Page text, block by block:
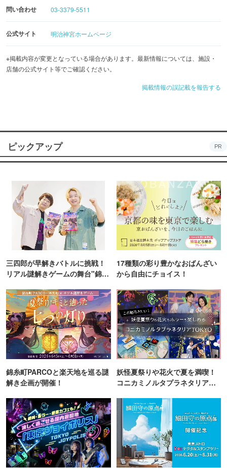
問い合わせ 03-3379-5511
公式サイト 明治神宮ホームページ
※掲載内容が変更となっている場合があります。最新情報については、施設・
店舗の公式サイト等でご確認ください。
掲載情報の誤記載を報告する
ピックアップ PR
三四郎が早解きバトルに挑戦！
リアル謎解きゲームの舞台"錦糸
17種類の彩り豊かなおばんざい
から自由にチョイス！
錦糸町PARCOと楽天地を巡る謎
解き企画が開催！
妖怪夏祭りや花火で夏を満喫！
コニカミノルタプラネタリア